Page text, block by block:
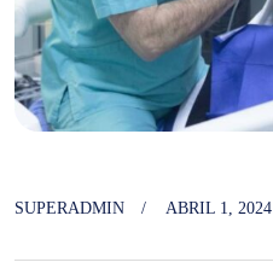
SUPERADMIN ABRIL 1, 2024